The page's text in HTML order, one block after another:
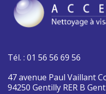
Tél. : 01 56 56 69 56
47 avenue Paul Vaillant
94250 Gentilly RER B